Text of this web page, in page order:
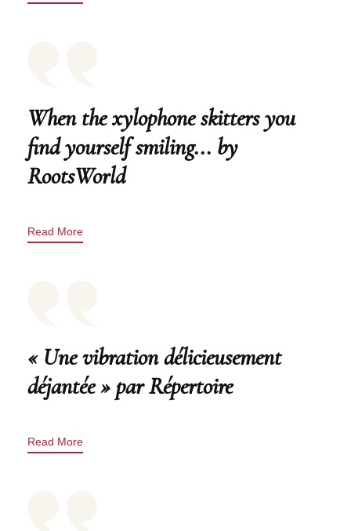
When the xylophone skitters you
find yourself smiling... by
RootsWorld
Read More
« Une vibration délicieusement
déjantée » par Répertoire
Read More